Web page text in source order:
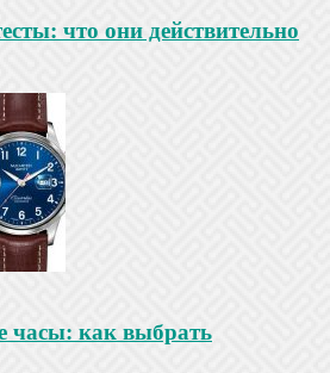
что они действительно
часы: как выбрать